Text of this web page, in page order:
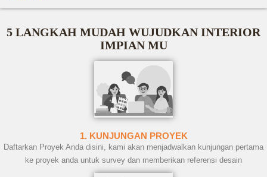
5 LANGKAH MUDAH WUJUDKAN INTERIOR
IMPIAN MU
1. KUNJUNGAN PROYEK
Daftarkan Proyek Anda disini, kami akan menjadwalkan kunjungan pertama
ke proyek anda untuk survey dan memberikan referensi desain